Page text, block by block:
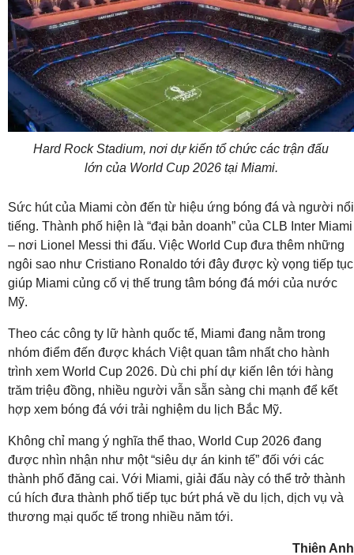
Hard Rock Stadium, nơi dự kiến tổ chức các trận đấu
lớn của World Cup 2026 tại Miami.
Sức hút của Miami còn đến từ hiệu ứng bóng đá và người nổi
tiếng. Thành phố hiện là “đại bản doanh” của CLB Inter Miami
– nơi Lionel Messi thi đấu. Việc World Cup đưa thêm những
ngôi sao như Cristiano Ronaldo tới đây được kỳ vọng tiếp tục
giúp Miami củng cố vị thế trung tâm bóng đá mới của nước
Mỹ.
Theo các công ty lữ hành quốc tế, Miami đang nằm trong
nhóm điểm đến được khách Việt quan tâm nhất cho hành
trình xem World Cup 2026. Dù chi phí dự kiến lên tới hàng
trăm triệu đồng, nhiều người vẫn sẵn sàng chi mạnh để kết
hợp xem bóng đá với trải nghiệm du lịch Bắc Mỹ.
Không chỉ mang ý nghĩa thể thao, World Cup 2026 đang
được nhìn nhận như một “siêu dự án kinh tế” đối với các
thành phố đăng cai. Với Miami, giải đấu này có thể trở thành
cú hích đưa thành phố tiếp tục bứt phá về du lịch, dịch vụ và
thương mại quốc tế trong nhiều năm tới.
Thiên Anh